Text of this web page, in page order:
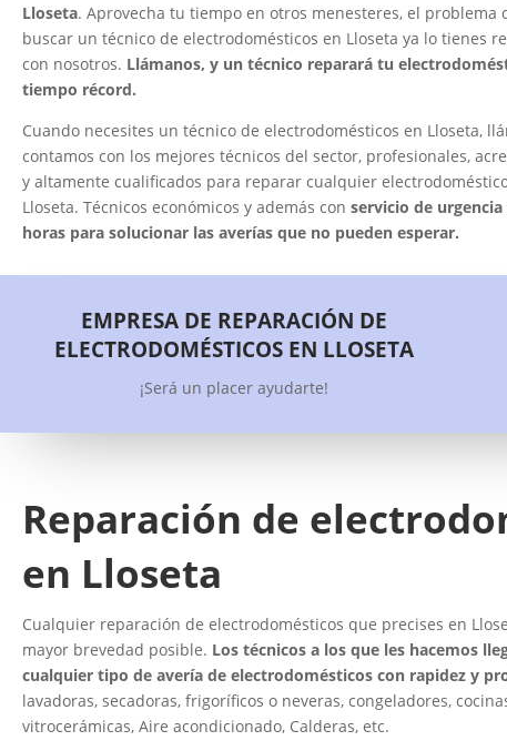
Lloseta. Aprovecha tu tiempo en otros menesteres, el problema
buscar un técnico de electrodomésticos en Lloseta ya lo tienes
con nosotros. Llámanos, y un técnico reparará tu
tiempo récord.
Cuando necesites un técnico de electrodomésticos en Lloseta,
contamos con los mejores técnicos del sector, profesionales,
y altamente cualificados para reparar cualquier
Lloseta. Técnicos económicos y además con servicio de urgencia
horas para solucionar las averías que no pueden esperar.
EMPRESA DE REPARACIÓN DE
ELECTRODOMÉSTICOS EN LLOSETA
¡Será un placer ayudarte!
Reparación de
en Lloseta
Cualquier reparación de electrodomésticos que precises en
mayor brevedad posible. Los técnicos a los que les hacemos
cualquier tipo de avería de electrodomésticos con rapidez y
lavadoras, secadoras, frigoríficos o neveras, congeladores,
vitrocerámicas, Aire acondicionado, Calderas, etc.